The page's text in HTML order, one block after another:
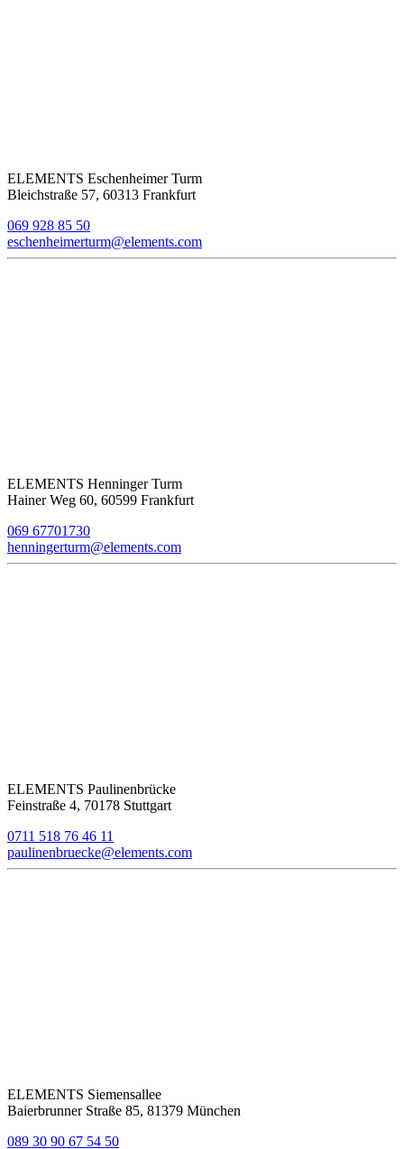
ELEMENTS Eschenheimer Turm
Bleichstraße 57, 60313 Frankfurt
069 928 85 50
eschenheimerturm@elements.com
ELEMENTS Henninger Turm
Hainer Weg 60, 60599 Frankfurt
069 67701730
henningerturm@elements.com
ELEMENTS Paulinenbrücke
Feinstraße 4, 70178 Stuttgart
0711 518 76 46 11
paulinenbruecke@elements.com
ELEMENTS Siemensallee
Baierbrunner Straße 85, 81379 München
089 30 90 67 54 50